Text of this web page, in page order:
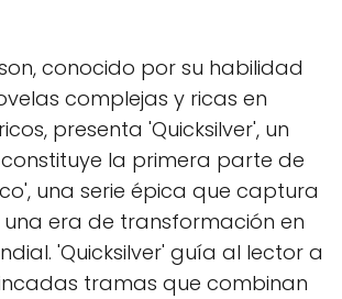
conocido por su habilidad
complejas y ricas en
presenta 'Quicksilver', un
la primera parte de
una serie épica que captura
era de transformación en
'Quicksilver' guía al lector a
tramas que combinan